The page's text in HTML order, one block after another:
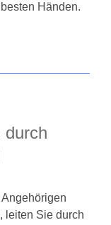
Händen.
durch
leiten Sie durch